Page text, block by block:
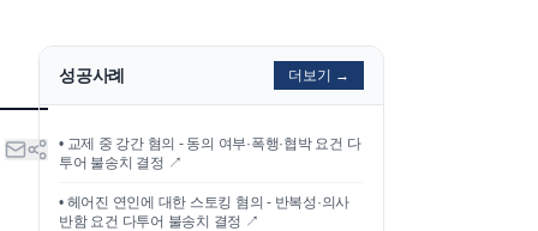
성공사례 더보기 →
• 교제 중 강간 혐의 - 동의 여부·폭행·협박 요건 다
투어 불송치 결정 ↗
• 헤어진 연인에 대한 스토킹 혐의 - 반복성·의사
반함 요건 다투어 불송치 결정 ↗